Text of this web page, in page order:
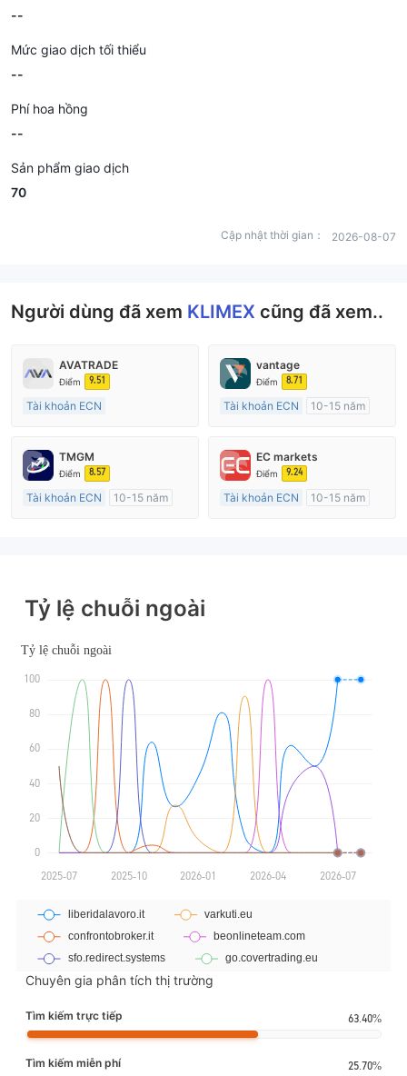
--
Mức giao dịch tối thiểu
--
Phí hoa hồng
--
Sản phẩm giao dịch
70
Cập nhật thời gian： 2026-08-07
Người dùng đã xem KLIMEX cũng đã xem..
AVATRADE
Điểm 9.51
Tài khoản ECN
Đăng ký tại Nước Úc
MT4 Chính thức
vantage
Điểm 8.71
Tài khoản ECN
10-15 năm
MT4 Chính thức
TMGM
Điểm 8.57
Tài khoản ECN
10-15 năm
EC markets
Điểm 9.24
Tài khoản ECN
10-15 năm
Tỷ lệ chuỗi ngoài
Chuyên gia phân tích thị trường
Tìm kiếm trực tiếp 63.40%
Tìm kiếm miễn phí 25.70%